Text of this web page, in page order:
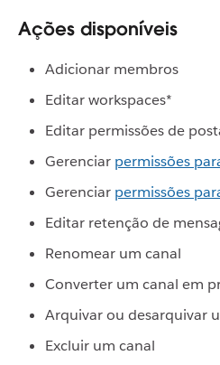
Ações disponíveis
Adicionar membros
Editar workspaces*
Editar permissões de
Gerenciar permissões
Gerenciar permissões
Editar retenção de
Renomear um canal
Converter um canal em
Arquivar ou desarquivar
Excluir um canal